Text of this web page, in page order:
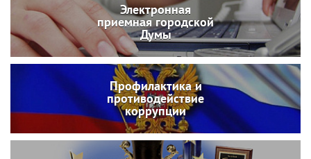
Электронная
приемная городской
Думы
Профилактика и
противодействие
коррупции